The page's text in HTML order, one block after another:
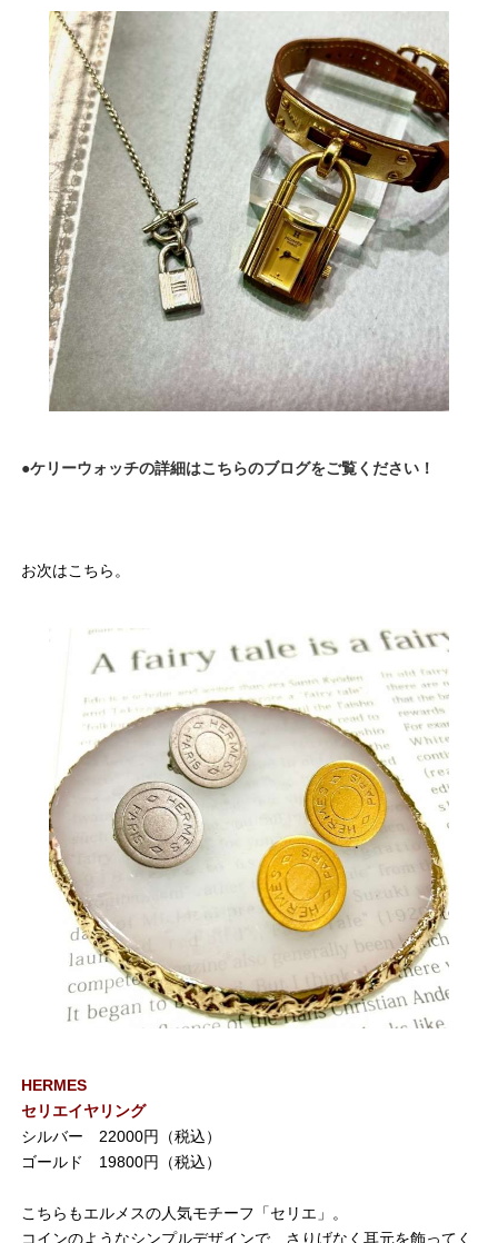
●ケリーウォッチの詳細はこちらのブログをご覧ください！
お次はこちら。
HERMES
セリエイヤリング
シルバー 22000円（税込）
ゴールド 19800円（税込）
こちらもエルメスの人気モチーフ「セリエ」。
コインのようなシンプルデザインで、さりげなく耳元を飾ってく